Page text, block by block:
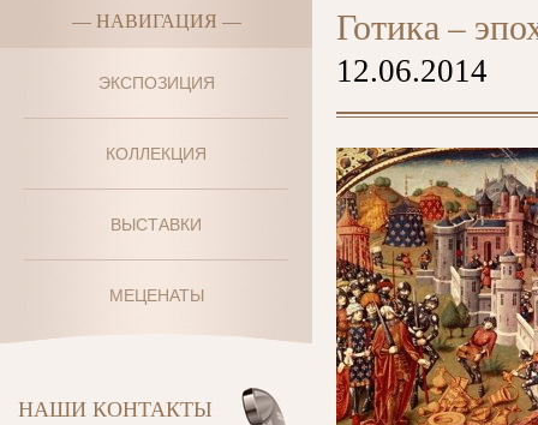
— НАВИГАЦИЯ —
ЭКСПОЗИЦИЯ
КОЛЛЕКЦИЯ
ВЫСТАВКИ
МЕЦЕНАТЫ
НАШИ КОНТАКТЫ
Готика –
12.06.2014